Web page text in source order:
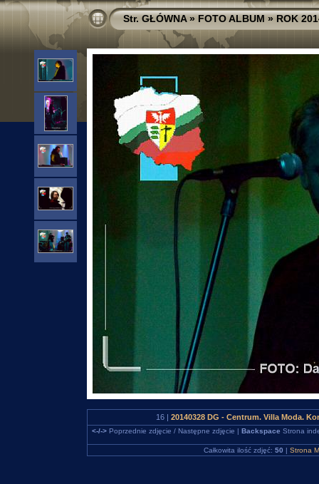
Str. GŁÓWNA»FOTO ALBUM»ROK
16 | 20140328 DG - Centrum. Villa Moda.
<-/->Poprzednie zdjęcie / Następne zdjęcie | Backspace Strona
Całkowita ilość zdjęć: 50 | Strona